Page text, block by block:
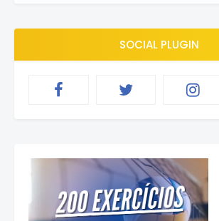
SOCIAL PLUGIN